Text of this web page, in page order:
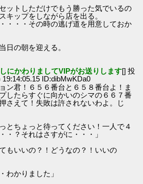
ットしただけでもう勝った気でいるの
キップをしながら店を出る。
・・・その時の逃げ道を用意しておか
日の朝を迎える。
にかわりましてVIPがお送りします[] 投
ID:dibMwKDa0
ン君！６５６番台と６５８番台よ！ま
したらすぐに向かいのシマの６６７番
さえて！失敗は許されないわよ。じ
とちょっと待ってください！一人で４
・？それはさすがに・・・」
もいいの？！どうなの？！いいの
わかりました」